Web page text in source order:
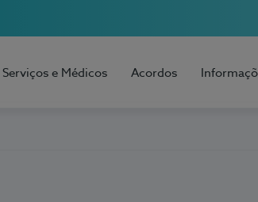
Serviços e Médicos Acordos